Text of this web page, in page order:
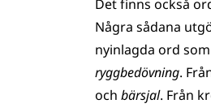
Det finns också
Några sådana
nyinlagda ord som
ryggbedövning.
och bärsjal. Från